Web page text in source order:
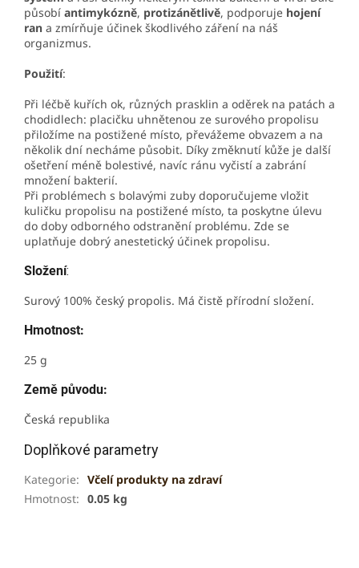
působí antimykózně, protizánětlivě, podporuje hojení
ran a zmírňuje účinek škodlivého záření na náš
organizmus.
Použití:
Při léčbě kuřích ok, různých prasklin a oděrek na patách a
chodidlech: placičku uhnětenou ze surového propolisu
přiložíme na postižené místo, převážeme obvazem a na
několik dní necháme působit. Díky změknutí kůže je další
ošetření méně bolestivé, navíc ránu vyčistí a zabrání
množení bakterií.
Při problémech s bolavými zuby doporučujeme vložit
kuličku propolisu na postižené místo, ta poskytne úlevu
do doby odborného odstranění problému. Zde se
uplatňuje dobrý anestetický účinek propolisu.
Složení:
Surový 100% český propolis. Má čistě přírodní složení.
Hmotnost:
25 g
Země původu:
Česká republika
Doplňkové parametry
Kategorie: Včelí produkty na zdraví
Hmotnost: 0.05 kg